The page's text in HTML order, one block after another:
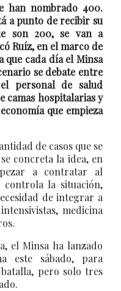
han nombrado 400.
a punto de recibir su
son 200, se van a
Ruíz, en el marco de
que cada día el Minsa
se debate entre
personal de salud
camas hospitalarias y
que empieza
de casos que se
concreta la idea, en
a contratar al
controla la situación,
de integrar a
medicina
el Minsa ha lanzado
este sábado, para
pero solo tres